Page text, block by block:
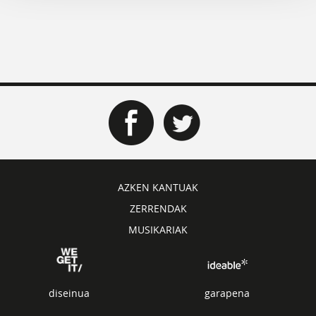
AZKEN KANTUAK
ZERRENDAK
MUSIKARIAK
diseinua garapena